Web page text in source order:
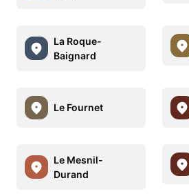
La Roque-
Baignard
Le Fournet
Le Mesnil-
Durand